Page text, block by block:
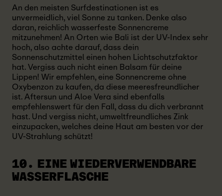
An den meisten Surfdestinationen ist es
unvermeidlich, viel Sonne zu tanken. Denke also
daran, reichlich wasserfeste Sonnencreme
mitzunehmen! An Orten wie Bali ist der UV-Index sehr
hoch, also achte darauf, dass dein
Sonnenschutzmittel einen hohen Lichtschutzfaktor
hat. Vergiss auch nicht einen Balsam für deine
Lippen! Wir empfehlen, eine Sonnencreme ohne
Oxybenzon zu kaufen, da diese meeresfreundlicher
ist. Aftersun und Aloe Vera sind ebenfalls
empfehlenswert für den Fall, dass du dich verbrannt
hast. Und vergiss nicht, umweltfreundliches Zink
einzupacken, welches deine Haut am besten vor der
UV-Strahlung schützt!
10. EINE WIEDERVERWENDBARE
WASSERFLASCHE